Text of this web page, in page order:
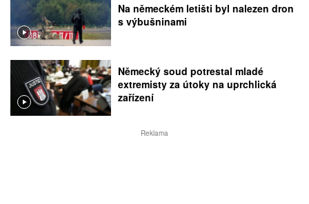
Na německém letišti byl nalezen dron
s výbušninami
Německý soud potrestal mladé
extremisty za útoky na uprchlická
zařízení
Reklama